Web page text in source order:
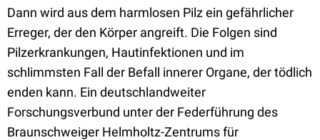
Dann wird aus dem harmlosen Pilz ein gefährlicher
Erreger, der den Körper angreift. Die Folgen sind
Pilzerkrankungen, Hautinfektionen und im
schlimmsten Fall der Befall innerer Organe, der tödlich
enden kann. Ein deutschlandweiter
Forschungsverbund unter der Federführung des
Braunschweiger Helmholtz-Zentrums für